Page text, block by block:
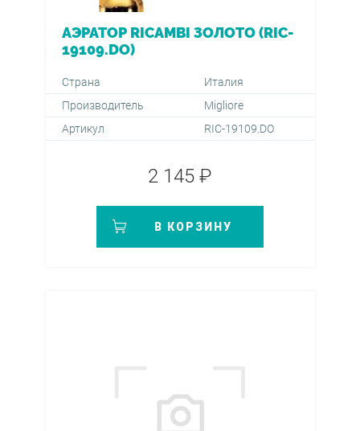
АЭРАТОР RICAMBI ЗОЛОТО (RIC-
19109.DO)
Страна
Италия
Производитель
Migliore
Артикул
RIC-19109.DO
2 145 ₽
В КОРЗИНУ